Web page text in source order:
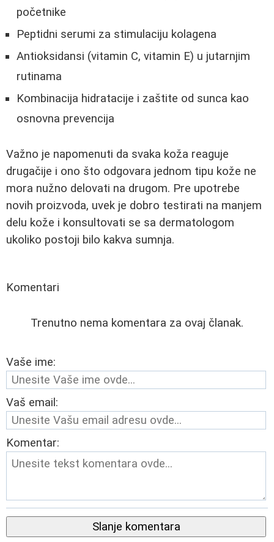
početnike
Peptidni serumi za stimulaciju kolagena
Antioksidansi (vitamin C, vitamin E) u jutarnjim
rutinama
Kombinacija hidratacije i zaštite od sunca kao
osnovna prevencija
Važno je napomenuti da svaka koža reaguje
drugačije i ono što odgovara jednom tipu kože ne
mora nužno delovati na drugom. Pre upotrebe
novih proizvoda, uvek je dobro testirati na manjem
delu kože i konsultovati se sa dermatologom
ukoliko postoji bilo kakva sumnja.
Komentari
Trenutno nema komentara za ovaj članak.
Vaše ime:
Vaš email:
Komentar:
Slanje komentara